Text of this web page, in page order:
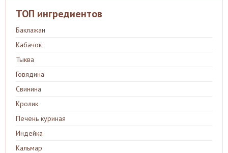
ТОП ингредиентов
Баклажан
Кабачок
Тыква
Говядина
Свинина
Кролик
Печень куриная
Индейка
Кальмар